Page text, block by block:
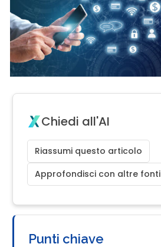
Chiedi all'AI
Riassumi questo articolo
Approfondisci con altre fonti
Punti chiave